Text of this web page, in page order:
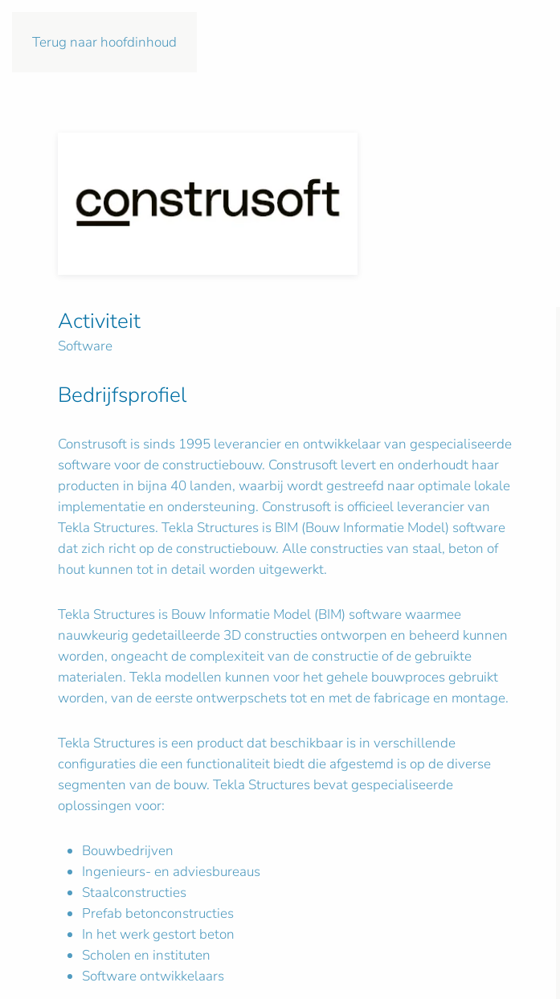
Terug naar hoofdinhoud
Activiteit
Software
Bedrijfsprofiel
Construsoft is sinds 1995 leverancier en ontwikkelaar van gespecialiseerde
software voor de constructiebouw. Construsoft levert en onderhoudt haar
producten in bijna 40 landen, waarbij wordt gestreefd naar optimale lokale
implementatie en ondersteuning. Construsoft is officieel leverancier van
Tekla Structures. Tekla Structures is BIM (Bouw Informatie Model) software
dat zich richt op de constructiebouw. Alle constructies van staal, beton of
hout kunnen tot in detail worden uitgewerkt.
Tekla Structures is Bouw Informatie Model (BIM) software waarmee
nauwkeurig gedetailleerde 3D constructies ontworpen en beheerd kunnen
worden, ongeacht de complexiteit van de constructie of de gebruikte
materialen. Tekla modellen kunnen voor het gehele bouwproces gebruikt
worden, van de eerste ontwerpschets tot en met de fabricage en montage.
Tekla Structures is een product dat beschikbaar is in verschillende
configuraties die een functionaliteit biedt die afgestemd is op de diverse
segmenten van de bouw. Tekla Structures bevat gespecialiseerde
oplossingen voor:
Bouwbedrijven
Ingenieurs- en adviesbureaus
Staalconstructies
Prefab betonconstructies
In het werk gestort beton
Scholen en instituten
Software ontwikkelaars